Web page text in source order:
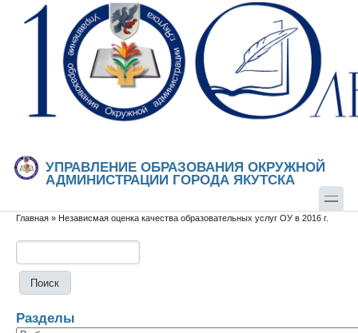
Перейти к основному содержанию
Skip to search
УПРАВЛЕНИЕ ОБРАЗОВАНИЯ ОКРУЖНОЙ
АДМИНИСТРАЦИИ ГОРОДА ЯКУТСКА
Вы здесь
Главная » Независмая оценка качества образовательных услуг ОУ в 2016 г.
Разделы